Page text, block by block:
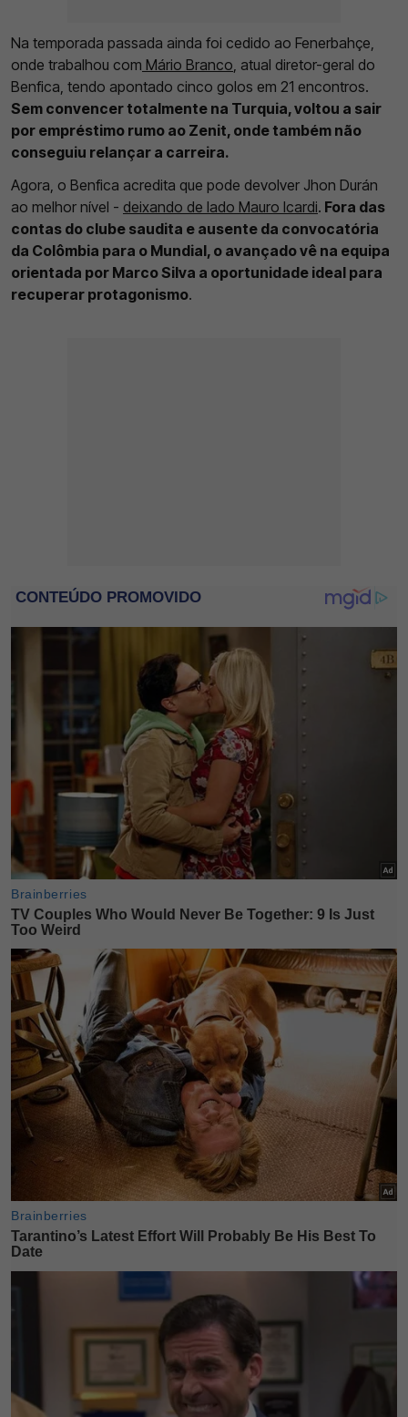
Na temporada passada ainda foi cedido ao Fenerbahçe,
onde trabalhou com Mário Branco, atual diretor-geral do
Benfica, tendo apontado cinco golos em 21 encontros.
Sem convencer totalmente na Turquia, voltou a sair
por empréstimo rumo ao Zenit, onde também não
conseguiu relançar a carreira.
Agora, o Benfica acredita que pode devolver Jhon Durán
ao melhor nível - deixando de lado Mauro Icardi. Fora das
contas do clube saudita e ausente da convocatória
da Colômbia para o Mundial, o avançado vê na equipa
orientada por Marco Silva a oportunidade ideal para
recuperar protagonismo.